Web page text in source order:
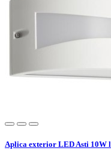
Aplica exterior LED Asti 10W